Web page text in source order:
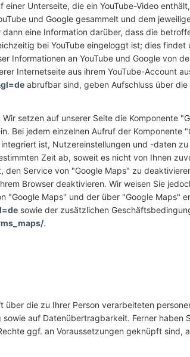
Unterseite, die ein YouTube-Video
und Google gesammelt und dem
eine Information darüber, dass die
bei YouTube eingeloggt ist; dies
Informationen an YouTube und Google von
Internetseite aus ihrem YouTube-Account
abrufbar sind, geben Aufschluss über
Wir setzen auf unserer Seite die Komponente
Bei jedem einzelnen Aufruf der
ist, Nutzereinstellungen und -daten
Zeit ab, soweit es nicht von Ihnen
Service von "Google Maps" zu
Browser deaktivieren. Wir weisen Sie
"Google Maps" und der über "Google
sowie der zusätzlichen
.
über die zu Ihrer Person verarbeiteten
auf Datenübertragbarkeit. Ferner
ggf. an Voraussetzungen geknüpft sind,